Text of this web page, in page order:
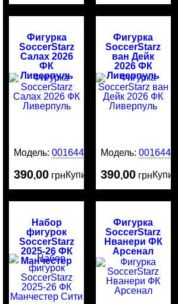
Фигурка
SoccerStarz
Салах 2026
ФК
Ливерпуль
Модель:0016447
390,00 грнКупить
Фигурка
SoccerStarz
ван Дейк
2026 ФК
Ливерпуль
Модель:0016446
390,00 грнКупить
Набор
фигурок
SoccerStarz
2025-26 ФК
Манчестер
Сити
Фигурка
SoccerStarz
Нванери ФК
Арсенал